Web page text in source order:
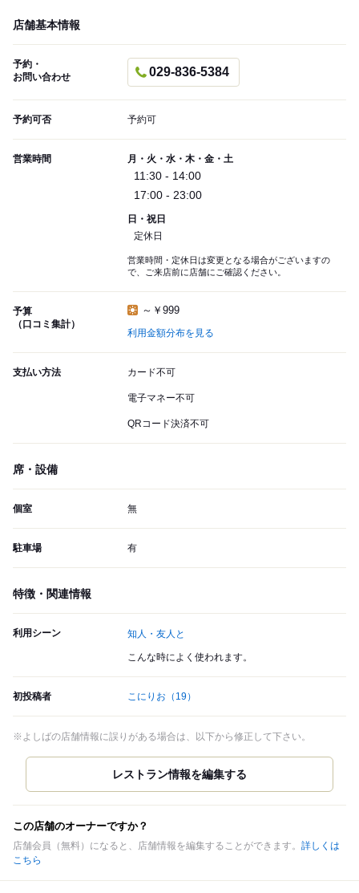
店舗基本情報
予約・
お問い合わせ
029-836-5384
予約可否 予約可
営業時間 月・火・水・木・金・土
11:30 - 14:00
17:00 - 23:00
日・祝日
定休日
営業時間・定休日は変更となる場合がございますの
で、ご来店前に店舗にご確認ください。
予算
（口コミ集計）
～￥999
利用金額分布を見る
支払い方法 カード不可
電子マネー不可
QRコード決済不可
席・設備
個室 無
駐車場 有
特徴・関連情報
利用シーン 知人・友人と
こんな時によく使われます。
初投稿者 こにりお （19）
※よしばの店舗情報に誤りがある場合は、以下から修正して下さい。
この店舗のオーナーですか？
店舗会員（無料）になると、店舗情報を編集することができます。 詳しくは
こちら